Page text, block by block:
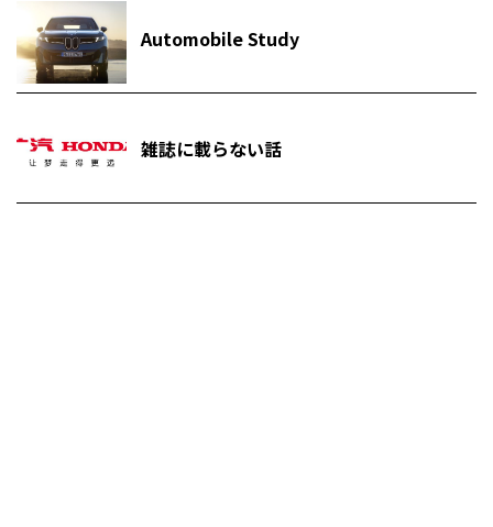
Automobile Study
雑誌に載らない話